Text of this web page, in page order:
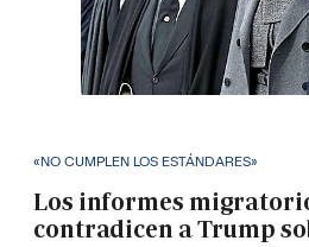
«NO CUMPLEN LOS ESTÁNDARES»
Los informes
contradicen a Trump